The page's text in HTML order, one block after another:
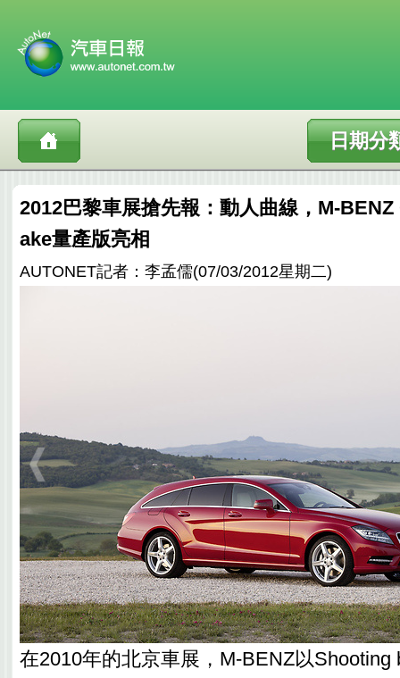
日期分
2012巴黎車展搶先報：動人曲線，M-
ake量產版亮相
AUTONET記者：李孟儒(07/03/2012星期二)
在2010年的北京車展，M-BENZ以Shooting